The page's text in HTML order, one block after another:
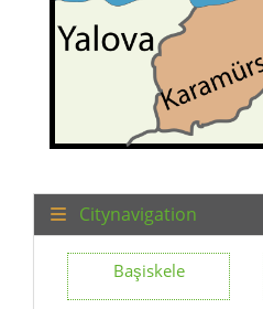
Citynavigation
Başiskele